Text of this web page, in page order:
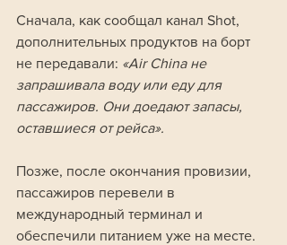
Сначала, как сообщал канал Shot,
дополнительных продуктов на борт
не передавали: «Air China не
запрашивала воду или еду для
пассажиров. Они доедают запасы,
оставшиеся от рейса».
Позже, после окончания провизии,
пассажиров перевели в
международный терминал и
обеспечили питанием уже на месте.